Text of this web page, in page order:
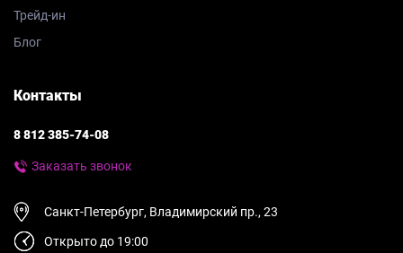
Трейд-ин
Блог
Контакты
8 812 385-74-08
Заказать звонок
Санкт-Петербург, Владимирский пр., 23
Открыто до 19:00